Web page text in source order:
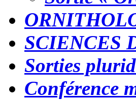
SCIENCES
Sorties
Conférence